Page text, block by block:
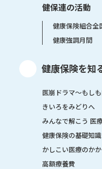
健保連の活動
健康保険組合全
健康強調月間
健康保険を知
医崩ドラマ〜もし
きいろをみどりへ
みんなで解こう 医
健康保険の基礎知識
かしこい医療のか
高額療養費